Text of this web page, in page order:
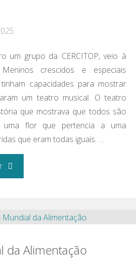
Lisboa"
um grupo da CERCITOP, veio à
crescidos e especiais
capacidades para mostrar
um teatro musical. O teatro
que mostrava que todos são
uma flor que pertencia a uma
que eram todas iguais. …
"Inclusão"
da Alimentação